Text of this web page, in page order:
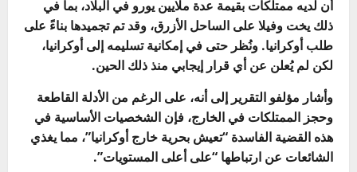
أن لديه ممتلكات بقيمة عدة ملايين يورو في البلاد، بما في
ذلك يخت وفيلا على الساحل الأزرق، وقد تم تجميدها بناءً على
طلب أوكرانيا. ونُظر حتى في إمكانية تسليمه إلى أوكرانيا،
لكن لم يُعلن عن أي قرار إيجابي منذ ذلك الحين.
وأشار مؤلفو التقرير إلى أنه، على الرغم من الأدلة القاطعة
وحجز الممتلكات في الخارج، فإن الشخصيات الأساسية في
هذه القضية الفاسدة “تعيش بحرية خارج أوكرانيا”، مما يغذي
الشائعات عن ارتباطها “على أعلى المستويات”.